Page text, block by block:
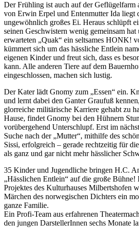
Der Frühling ist auch auf der Geflügelfarm
von Erwin Erpel und Entenmutter Ida liegt
ungewöhnlich großes Ei. Heraus schlüpft
seinen Geschwistern wenig gemeinsam hat
erwarteten „Quak“ ein seltsames HONK!
kümmert sich um das hässliche Entlein
eigenen Kinder und freut sich, dass es
kann. Alle anderen Tiere auf dem
eingeschlossen, machen sich lustig.
Der Kater lädt Gnomy zum „Essen“ ein.
und lernt dabei den Ganter Graufuß
glorreiche militärische Karriere gehabt zu
Hause, findet Gnomy bei den Hühnern
vorübergehend Unterschlupf. Erst im
Suche nach der „Mutter“, mithilfe des
Sissi, erfolgreich – gerade rechtzeitig für
als ganz und gar nicht mehr hässlicher
35 Kinder und Jugendliche bringen H.C.
„Hässlichen Entlein“ auf die große Bühne!
Projektes des Kulturhauses Milbertshofen
Märchen des norwegischen Dichters ein
ganze Familie.
Ein Profi-Team aus erfahrenen
den jungen DarstellerInnen sechs Monate